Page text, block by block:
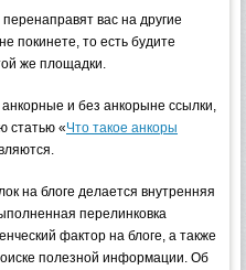
вас на другие
покинете, то есть будите
же площадки.
и без анкорыне ссылки,
статью «Что такое анкоры
на блоге делается внутренняя
перелинковка
фактор на блоге, а также
полезной информации. Об